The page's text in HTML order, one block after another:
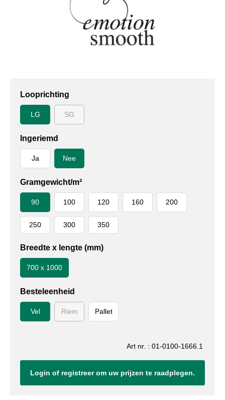
Looprichting
LG SG
Ingeriemd
Ja Nee
Gramgewicht/m²
90 100 120 160 200
250 300 350
Breedte x lengte (mm)
700 x 1000
Besteleenheid
Vel Riem Pallet
Art nr. : 01-0100-1666.1
Login of registreer om uw prijzen te raadplegen.